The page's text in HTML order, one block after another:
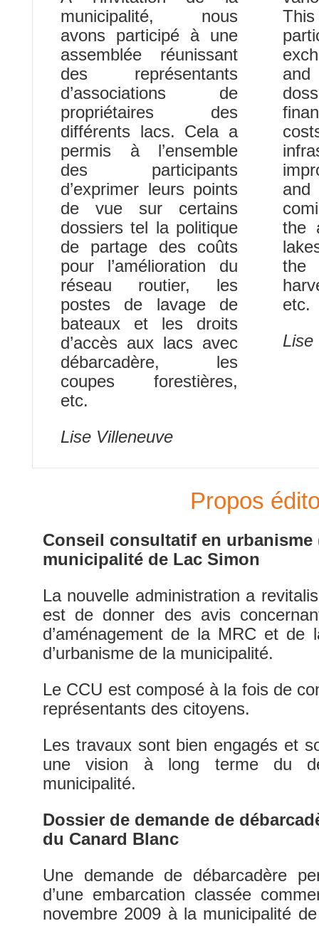
municipalité, nous
avons participé à une
assemblée réunissant
des représentants
d’associations de
propriétaires des
différents lacs. Cela a
permis à l’ensemble
des participants
d’exprimer leurs points
de vue sur certains
dossiers tel la politique
de partage des coûts
pour l’amélioration du
réseau routier, les
postes de lavage de
bateaux et les droits
d’accès aux lacs avec
débarcadère, les
coupes forestières,
etc.
Lise Villeneuve
the
the
Lise
Propos
Conseil consultatif en urbanisme
municipalité de Lac Simon
La nouvelle administration a
est de donner des avis
d’aménagement de la MRC et
d’urbanisme de la municipalité.
Le CCU est composé à la fois de
représentants des citoyens.
Les travaux sont bien engagés et
une vision à long terme du
municipalité.
Dossier de demande de
du Canard Blanc
Une demande de débarcadère
d’une embarcation classée
novembre 2009 à la municipalité